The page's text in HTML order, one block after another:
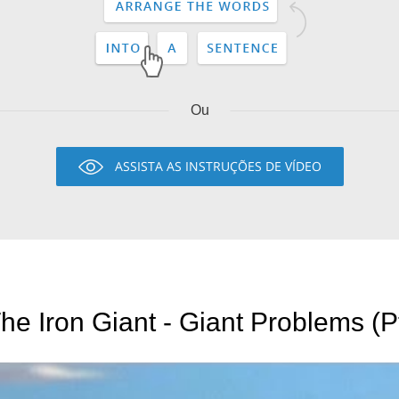
Ou
ASSISTA AS INSTRUÇÕES DE VÍDEO
Iron Giant - Giant Problems